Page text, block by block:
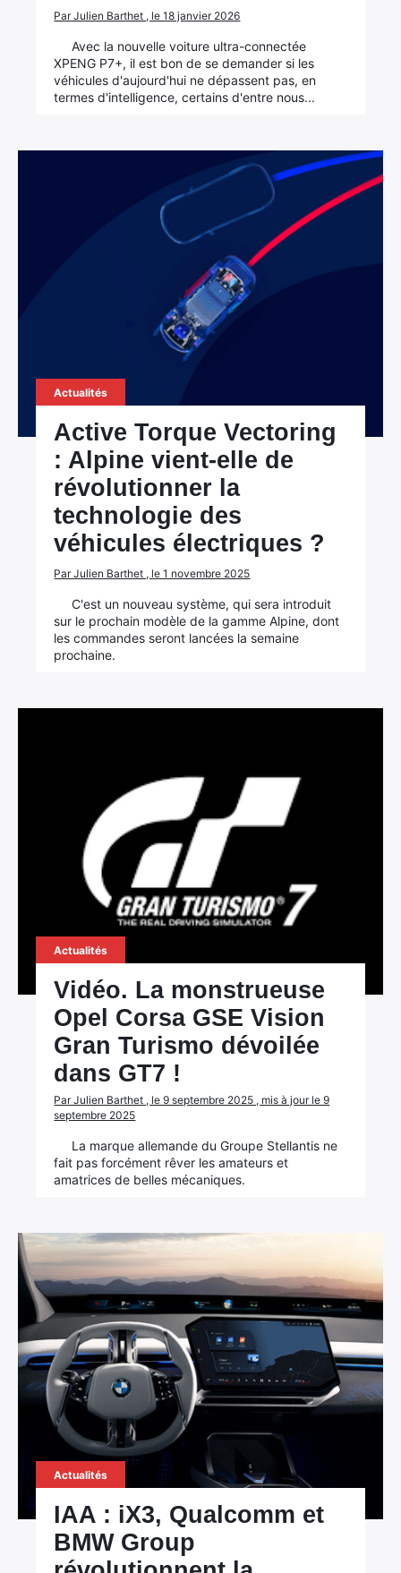
Par Julien Barthet , le 18 janvier 2026
Avec la nouvelle voiture ultra-connectée
XPENG P7+, il est bon de se demander si les
véhicules d'aujourd'hui ne dépassent pas, en
termes d'intelligence, certains d'entre nous...
Actualités
Active Torque Vectoring
: Alpine vient-elle de
révolutionner la
technologie des
véhicules électriques ?
Par Julien Barthet , le 1 novembre 2025
C'est un nouveau système, qui sera introduit
sur le prochain modèle de la gamme Alpine, dont
les commandes seront lancées la semaine
prochaine.
Actualités
Vidéo. La monstrueuse
Opel Corsa GSE Vision
Gran Turismo dévoilée
dans GT7 !
Par Julien Barthet , le 9 septembre 2025 , mis à jour le 9
septembre 2025
La marque allemande du Groupe Stellantis ne
fait pas forcément rêver les amateurs et
amatrices de belles mécaniques.
Actualités
IAA : iX3, Qualcomm et
BMW Group
×